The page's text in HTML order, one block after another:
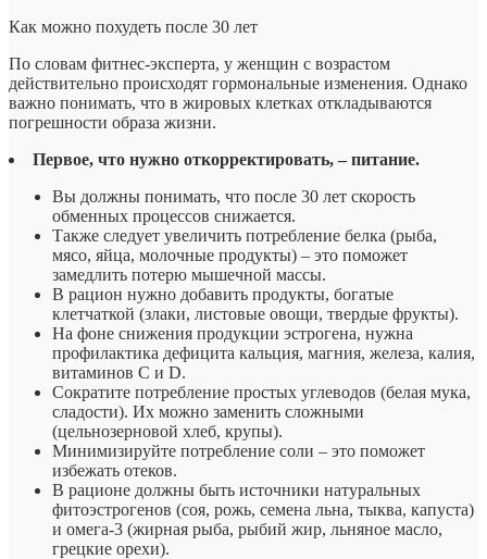
Как можно похудеть после 30 лет
По словам фитнес-эксперта, у женщин с возрастом
действительно происходят гормональные изменения. Однако
важно понимать, что в жировых клетках откладываются
погрешности образа жизни.
Первое, что нужно откорректировать, – питание.
Вы должны понимать, что после 30 лет скорость
обменных процессов снижается.
Также следует увеличить потребление белка (рыба,
мясо, яйца, молочные продукты) – это поможет
замедлить потерю мышечной массы.
В рацион нужно добавить продукты, богатые
клетчаткой (злаки, листовые овощи, твердые фрукты).
На фоне снижения продукции эстрогена, нужна
профилактика дефицита кальция, магния, железа, калия,
витаминов C и D.
Сократите потребление простых углеводов (белая мука,
сладости). Их можно заменить сложными
(цельнозерновой хлеб, крупы).
Минимизируйте потребление соли – это поможет
избежать отеков.
В рационе должны быть источники натуральных
фитоэстрогенов (соя, рожь, семена льна, тыква, капуста)
и омега-3 (жирная рыба, рыбий жир, льняное масло,
грецкие орехи).